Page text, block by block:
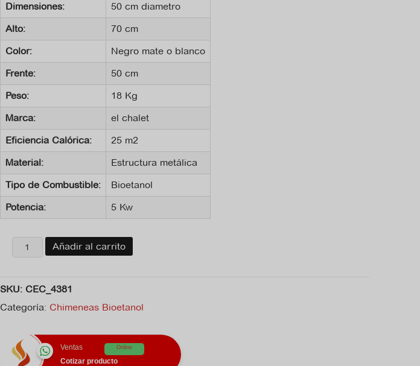
Dimensiones:
50 cm diametro
Alto:
70 cm
Color:
Negro mate o blanco
Frente:
50 cm
Peso:
18 Kg
Marca:
el chalet
Eficiencia Calórica:
25 m2
Material:
Estructura metálica
Tipo de Combustible:
Bioetanol
Potencia:
5 Kw
Chimenea
de
solar
cantidad
Añadir al carrito
SKU: CEC_4381
Categoría: Chimeneas Bioetanol
Ventas Online
Cotizar producto